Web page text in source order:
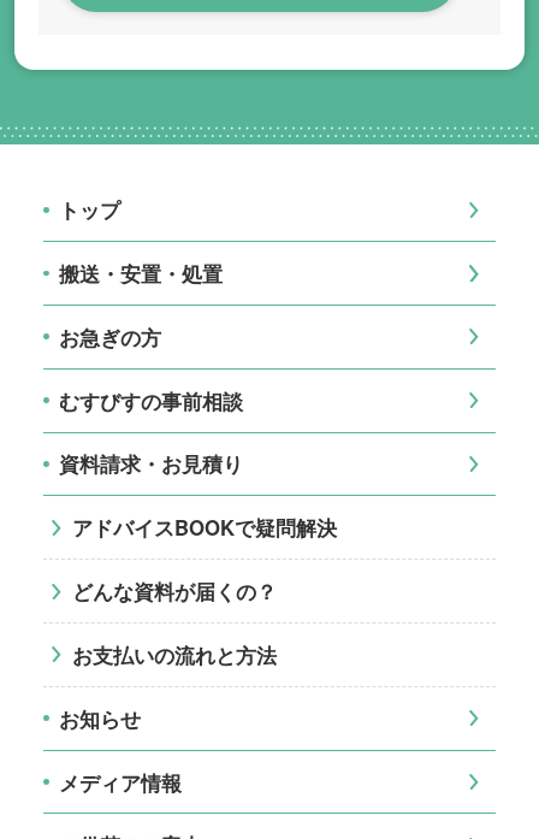
トップ
搬送・安置・処置
お急ぎの方
むすびすの事前相談
資料請求・お見積り
アドバイスBOOKで疑問解決
どんな資料が届くの？
お支払いの流れと方法
お知らせ
メディア情報